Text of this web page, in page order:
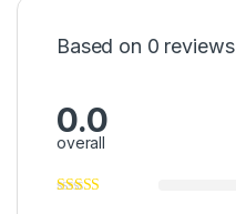
Based on 0 reviews
0.0
overall